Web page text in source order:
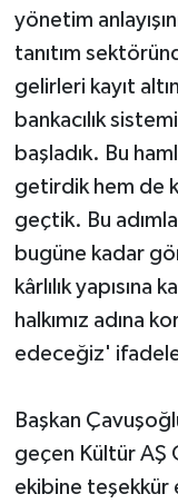
yönetim
tanıtım
gelirleri kayıt
bankacılık
başladık. Bu
getirdik hem de
geçtik. Bu
bugüne kadar
kârlılık yapısına
halkımız adına
edeceğiz'
Başkan
geçen Kültür AŞ
ekibine teşekkür